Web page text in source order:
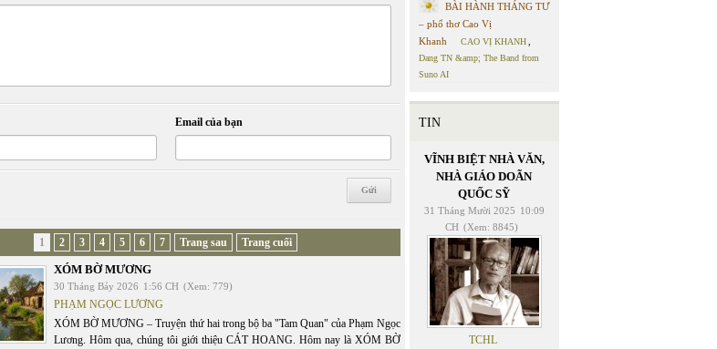
Email của bạn
1 2 3 4 5 6 7 Trang sau Trang cuối
XÓM BỜ MƯƠNG
30 Tháng Bảy 2026 1:56 CH (Xem: 779)
PHẠM NGỌC LƯƠNG
XÓM BỜ MƯƠNG – Truyện thứ hai trong bộ ba "Tam Quan" của Phạm Ngọc
Lương. Hôm qua, chúng tôi giới thiệu CÁT HOANG. Hôm nay là XÓM BỜ
BÀI HÀNH THÁNG TƯ
– phổ thơ Cao Vị
Khanh
CAO VỊ KHANH
Dang TN &amp; The Band from
Suno AI
TIN
VĨNH BIỆT NHÀ VĂN,
NHÀ GIÁO DOÃN
QUỐC SỸ
31 Tháng Mười 2025 10:09
CH (Xem: 8845)
TCHL